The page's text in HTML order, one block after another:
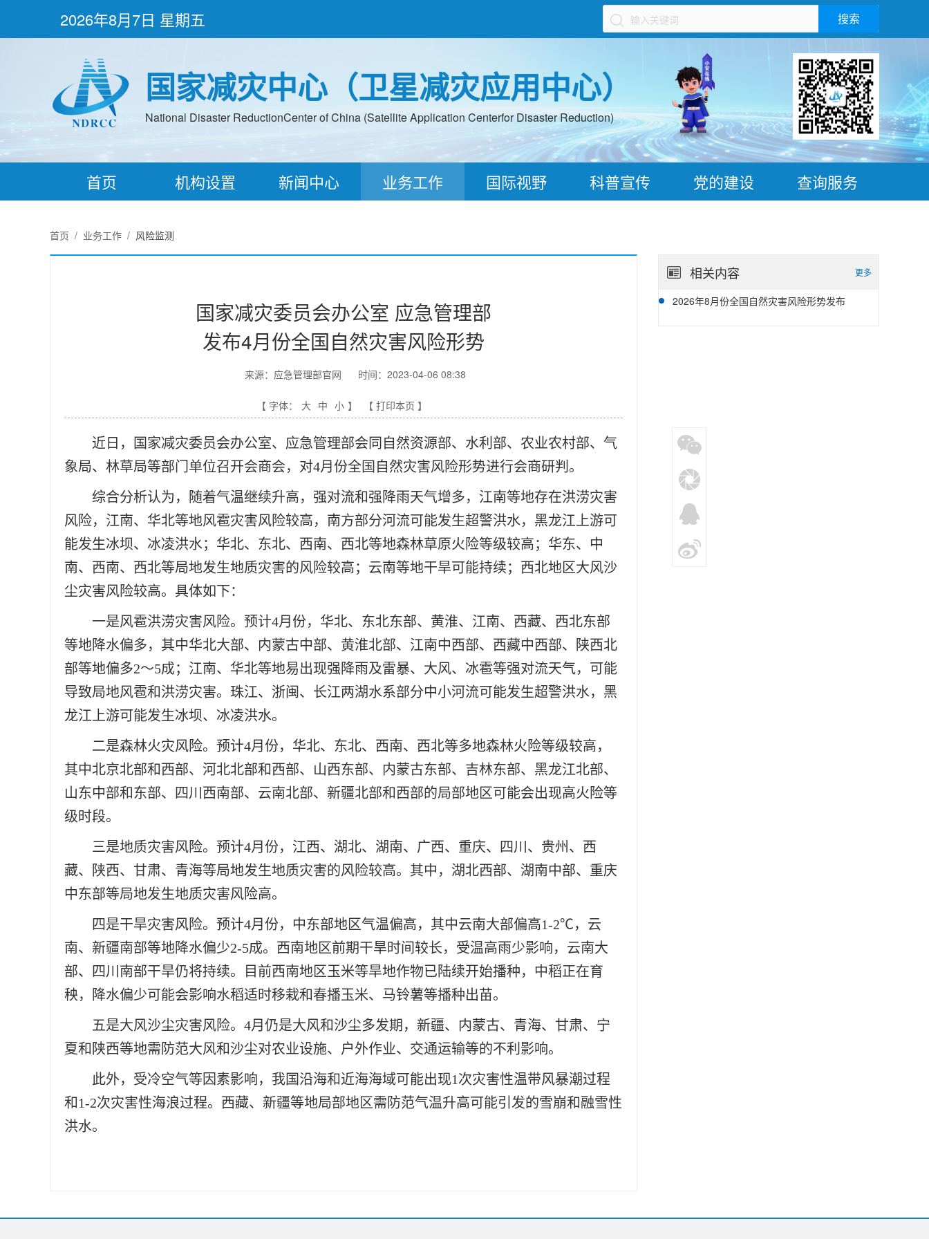
2026年8月7日 星期五 搜索
国家减灾中心（卫星减灾应用中心）
National Disaster ReductionCenter of China (Satellite Application Centerfor Disaster Reduction)
首页 机构设置 新闻中心 业务工作 国际视野 科普宣传 党的建设 查询服务
首页 / 业务工作 / 风险监测
国家减灾委员会办公室 应急管理部
发布4月份全国自然灾害风险形势
来源：应急管理部官网 时间：2023-04-06 08:38
【 字体： 大 中 小 】 【 打印本页 】
近日，国家减灾委员会办公室、应急管理部会同自然资源部、水利部、农业农村部、气
象局、林草局等部门单位召开会商会，对4月份全国自然灾害风险形势进行会商研判。
综合分析认为，随着气温继续升高，强对流和强降雨天气增多，江南等地存在洪涝灾害
风险，江南、华北等地风雹灾害风险较高，南方部分河流可能发生超警洪水，黑龙江上游可
能发生冰坝、冰凌洪水；华北、东北、西南、西北等地森林草原火险等级较高；华东、中
南、西南、西北等局地发生地质灾害的风险较高；云南等地干旱可能持续；西北地区大风沙
尘灾害风险较高。具体如下：
一是风雹洪涝灾害风险。预计4月份，华北、东北东部、黄淮、江南、西藏、西北东部
等地降水偏多，其中华北大部、内蒙古中部、黄淮北部、江南中西部、西藏中西部、陕西北
部等地偏多2～5成；江南、华北等地易出现强降雨及雷暴、大风、冰雹等强对流天气，可能
导致局地风雹和洪涝灾害。珠江、浙闽、长江两湖水系部分中小河流可能发生超警洪水，黑
龙江上游可能发生冰坝、冰凌洪水。
二是森林火灾风险。预计4月份，华北、东北、西南、西北等多地森林火险等级较高，
其中北京北部和西部、河北北部和西部、山西东部、内蒙古东部、吉林东部、黑龙江北部、
山东中部和东部、四川西南部、云南北部、新疆北部和西部的局部地区可能会出现高火险等
级时段。
三是地质灾害风险。预计4月份，江西、湖北、湖南、广西、重庆、四川、贵州、西
藏、陕西、甘肃、青海等局地发生地质灾害的风险较高。其中，湖北西部、湖南中部、重庆
中东部等局地发生地质灾害风险高。
四是干旱灾害风险。预计4月份，中东部地区气温偏高，其中云南大部偏高1-2℃，云
南、新疆南部等地降水偏少2-5成。西南地区前期干旱时间较长，受温高雨少影响，云南大
部、四川南部干旱仍将持续。目前西南地区玉米等旱地作物已陆续开始播种，中稻正在育
秧，降水偏少可能会影响水稻适时移栽和春播玉米、马铃薯等播种出苗。
五是大风沙尘灾害风险。4月仍是大风和沙尘多发期，新疆、内蒙古、青海、甘肃、宁
夏和陕西等地需防范大风和沙尘对农业设施、户外作业、交通运输等的不利影响。
此外，受冷空气等因素影响，我国沿海和近海海域可能出现1次灾害性温带风暴潮过程
和1-2次灾害性海浪过程。西藏、新疆等地局部地区需防范气温升高可能引发的雪崩和融雪性
洪水。
相关内容 更多
2026年8月份全国自然灾害风险形势发布